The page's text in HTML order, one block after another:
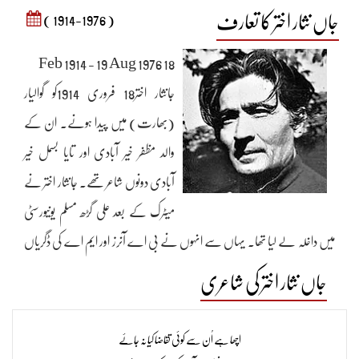
جاں نثار اختر کا تعارف ( 1914-1976 )
18 Feb 1914 - 19 Aug 1976
جانثار اختر18 فروری 1914کو گوالیار
(بھارت) میں پیدا ہونے۔ ان کے
والد مظفر خیر آبادی اور تایا بسمل خیر
آبادی دونوں شاعر تھے۔ جانثار اختر نے
میٹرک کے بعد علی گڑھ مسلم یونیورسٹی
میں داخلہ لے لیا تھا۔ یہاں سے انہوں نے بی اے آنرز اور ایم اے کی ڈگریاں
لیں۔ جانثار اختر نے وکٹوریہ کالج گوالیار میں اردو کے لیکچرر کی حیثیت سے کام
کیا۔ 1943ء میں جانثار اختر کی شادی اسرار الحق مجاز لکھنوی کی ہمشیرہ صفیہ سراج
جاں نثار اختر کی شاعری
اچھا ہے اُن سے کوئی تقاضا کیا نہ جائے